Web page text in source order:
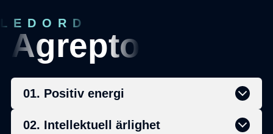
LEDORD
Agrepto
01. Positiv energi
02. Intellektuell ärlighet